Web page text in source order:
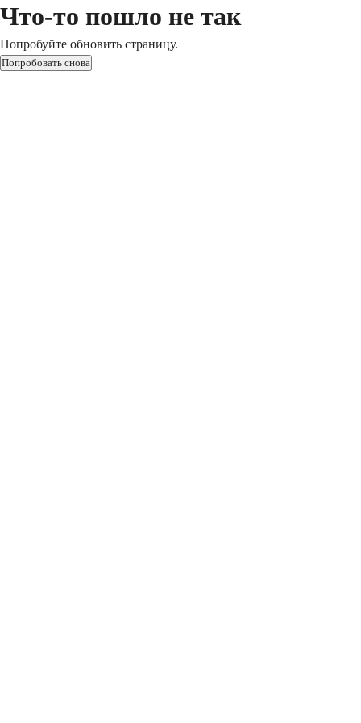
Что-то пошло не так
Попробуйте обновить страницу.
Попробовать снова